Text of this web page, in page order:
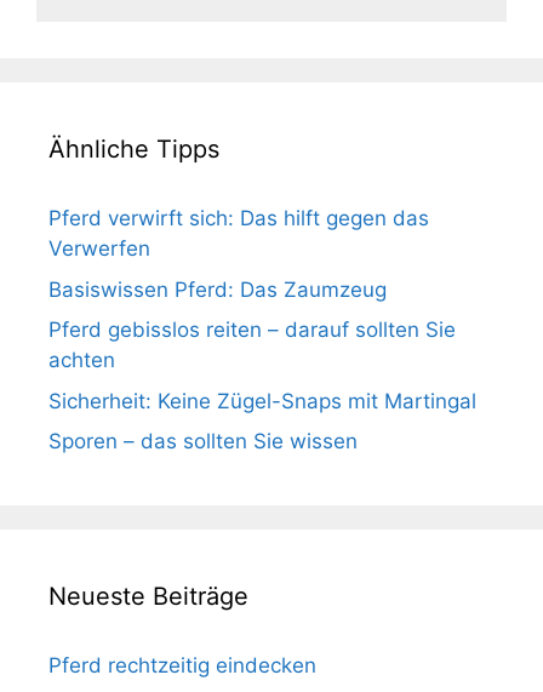
Ähnliche Tipps
Pferd verwirft sich: Das hilft gegen das
Verwerfen
Basiswissen Pferd: Das Zaumzeug
Pferd gebisslos reiten – darauf sollten Sie
achten
Sicherheit: Keine Zügel-Snaps mit Martingal
Sporen – das sollten Sie wissen
Neueste Beiträge
Pferd rechtzeitig eindecken